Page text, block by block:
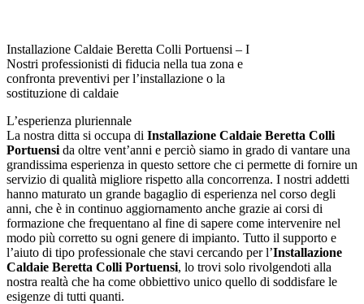
Installazione Caldaie Beretta Colli Portuensi – I
Nostri professionisti di fiducia nella tua zona e
confronta preventivi per l’installazione o la
sostituzione di caldaie
L’esperienza pluriennale
La nostra ditta si occupa di Installazione Caldaie Beretta Colli
Portuensi da oltre vent’anni e perciò siamo in grado di vantare una
grandissima esperienza in questo settore che ci permette di fornire un
servizio di qualità migliore rispetto alla concorrenza. I nostri addetti
hanno maturato un grande bagaglio di esperienza nel corso degli
anni, che è in continuo aggiornamento anche grazie ai corsi di
formazione che frequentano al fine di sapere come intervenire nel
modo più corretto su ogni genere di impianto. Tutto il supporto e
l’aiuto di tipo professionale che stavi cercando per l’Installazione
Caldaie Beretta Colli Portuensi, lo trovi solo rivolgendoti alla
nostra realtà che ha come obbiettivo unico quello di soddisfare le
esigenze di tutti quanti.